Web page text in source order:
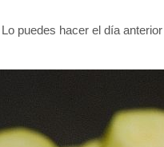
puedes hacer el día